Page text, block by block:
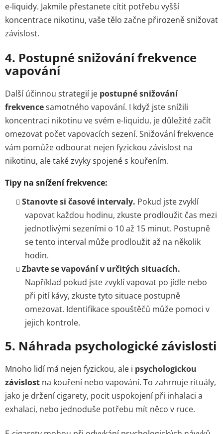
e-liquidy. Jakmile přestanete cítit potřebu vyšší
koncentrace nikotinu, vaše tělo začne přirozeně snižovat
závislost.
4. Postupné snižování frekvence
vapování
Další účinnou strategií je postupné snižování
frekvencesamotného vapování. I když jste snížili
koncentraci nikotinu ve svém e-liquidu, je důležité začít
omezovat počet vapovacích sezení. Snižování frekvence
vám pomůže odbourat nejen fyzickou závislost na
nikotinu, ale také zvyky spojené s kouřením.
Tipy na snížení frekvence:
Stanovte si časové intervaly. Pokud jste zvyklí
vapovat každou hodinu, zkuste prodloužit čas mezi
jednotlivými sezeními o 10 až 15 minut. Postupně
se tento interval může prodloužit až na několik
hodin.
Zbavte se vapování v určitých situacích.
Například pokud jste zvyklí vapovat po jídle nebo
při pití kávy, zkuste tyto situace postupně
omezovat. Identifikace spouštěčů může pomoci v
jejich kontrole.
5. Náhrada psychologické závislosti
Mnoho lidí má nejen fyzickou, ale i psychologickou
závislost na kouření nebo vapování. To zahrnuje rituály,
jako je držení cigarety, pocit uspokojení při inhalaci a
exhalaci, nebo jednoduše potřebu mít něco v ruce.